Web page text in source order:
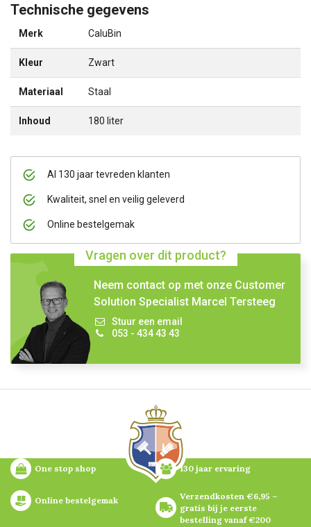
Al 130 jaar tevreden klanten
Kwaliteit, snel en veilig geleverd
Online bestelgemak
Vragen over dit product?
Neem contact op met onze Customer
Solution Specialist Marcel Tersteeg
Stuur een email
053 - 434 43 43
Technische gegevens
Merk CaluBin
Kleur Zwart
Materiaal Staal
Inhoud 180 liter
One stop shop 130 jaar ervaring
Online bestelgemak
Verzendkosten €6,95 –
gratis bij je eerste
bestelling vanaf €200